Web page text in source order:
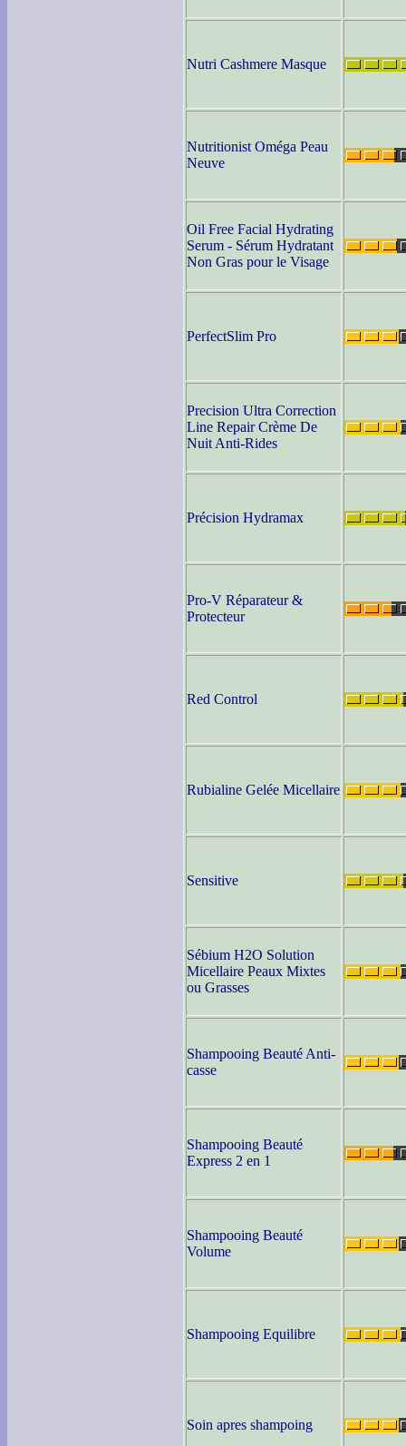
Nutri Cashmere Masque
Nutritionist Oméga Peau
Neuve
Oil Free Facial Hydrating
Serum - Sérum Hydratant
Non Gras pour le Visage
PerfectSlim Pro
Precision Ultra Correction
Line Repair Crème De
Nuit Anti-Rides
Précision Hydramax
Pro-V Réparateur &
Protecteur
Red Control
Rubialine Gelée Micellaire
Sensitive
Sébium H2O Solution
Micellaire Peaux Mixtes
ou Grasses
Shampooing Beauté Anti-
casse
Shampooing Beauté
Express 2 en 1
Shampooing Beauté
Volume
Shampooing Equilibre
Soin apres shampoing